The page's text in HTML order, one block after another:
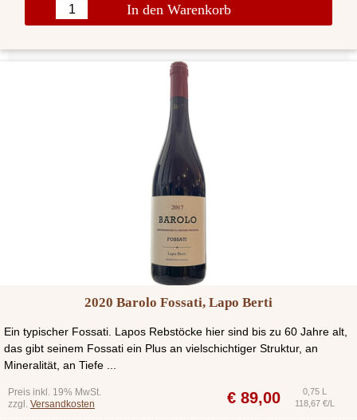
In den Warenkorb
2020 Barolo Fossati, Lapo Berti
Ein typischer Fossati. Lapos Rebstöcke hier sind bis zu 60 Jahre alt,
das gibt seinem Fossati ein Plus an vielschichtiger Struktur, an
Mineralität, an Tiefe ...
Preis inkl. 19% MwSt.
zzgl. Versandkosten € 89,00
0,75 L
118,67 €/L